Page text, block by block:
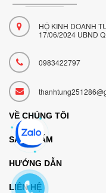
HỘ KINH DOANH
17/06/2024 UBND
0983422797
VỀ CHÚNG TÔI
SẢN PHẨM
HƯỚNG DẪN
LIÊN HỆ